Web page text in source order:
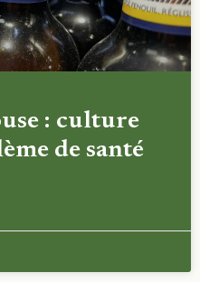
: culture
de santé